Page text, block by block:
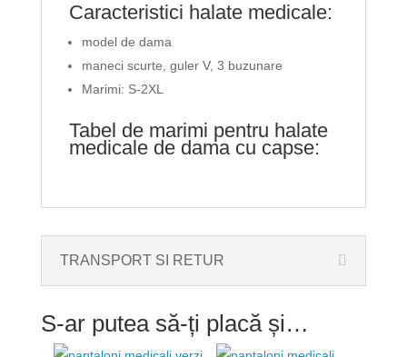
Caracteristici halate medicale:
model de dama
maneci scurte, guler V, 3 buzunare
Marimi: S-2XL
Tabel de marimi pentru halate
medicale de dama cu capse:
TRANSPORT SI RETUR
S-ar putea să-ți placă și…